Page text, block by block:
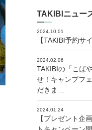
TAKIBIニュー
2024.10.01
【TAKIBI予約サ
2024.02.06
TAKIBIの「こば
せ！キャンプフ
だきま…
2024.01.24
【プレゼント企